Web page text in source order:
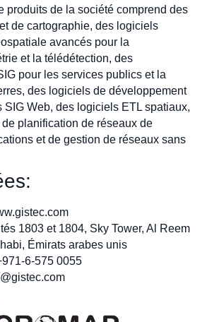
produits de la société comprend des
de cartographie, des logiciels
avancés pour la
et la télédétection, des
pour les services publics et la
des logiciels de développement
SIG Web, des logiciels ETL spatiaux,
planification de réseaux de
et de gestion de réseaux sans
1803 et 1804, Sky Tower, Al Reem
Émirats arabes unis
6-575 0055